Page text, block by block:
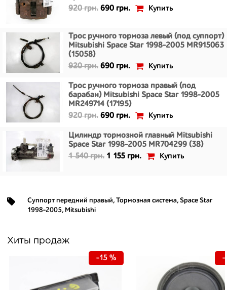
920 грн. 690 грн. Купить
Трос ручного тормоза левый (под суппорт)
Mitsubishi Space Star 1998-2005 MR915063
(15058)
920 грн. 690 грн. Купить
Трос ручного тормоза правый (под
барабан) Mitsubishi Space Star 1998-2005
MR249714 (17195)
920 грн. 690 грн. Купить
Цилиндр тормозной главный Mitsubishi
Space Star 1998-2005 MR704299 (38)
1 540 грн. 1 155 грн. Купить
Суппорт передний правый, Тормозная система, Space Star
1998-2005, Mitsubishi
Хиты продаж
-15 % -